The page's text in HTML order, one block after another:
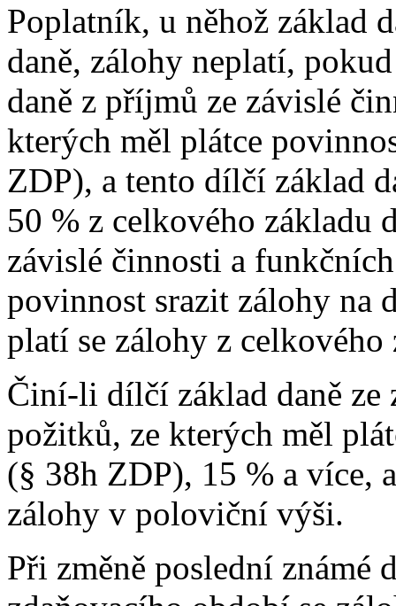
Poplatník, u něhož základ
daně, zálohy neplatí,
daně z příjmů ze závislé
kterých měl plátce
ZDP), a tento dílčí základ
50 % z celkového základu
závislé činnosti a
povinnost srazit zálohy na
platí se zálohy z celkového
Činí-li dílčí základ daně ze
požitků, ze kterých měl
(§ 38h ZDP), 15 % a více,
zálohy v poloviční výši.
Při změně poslední známé